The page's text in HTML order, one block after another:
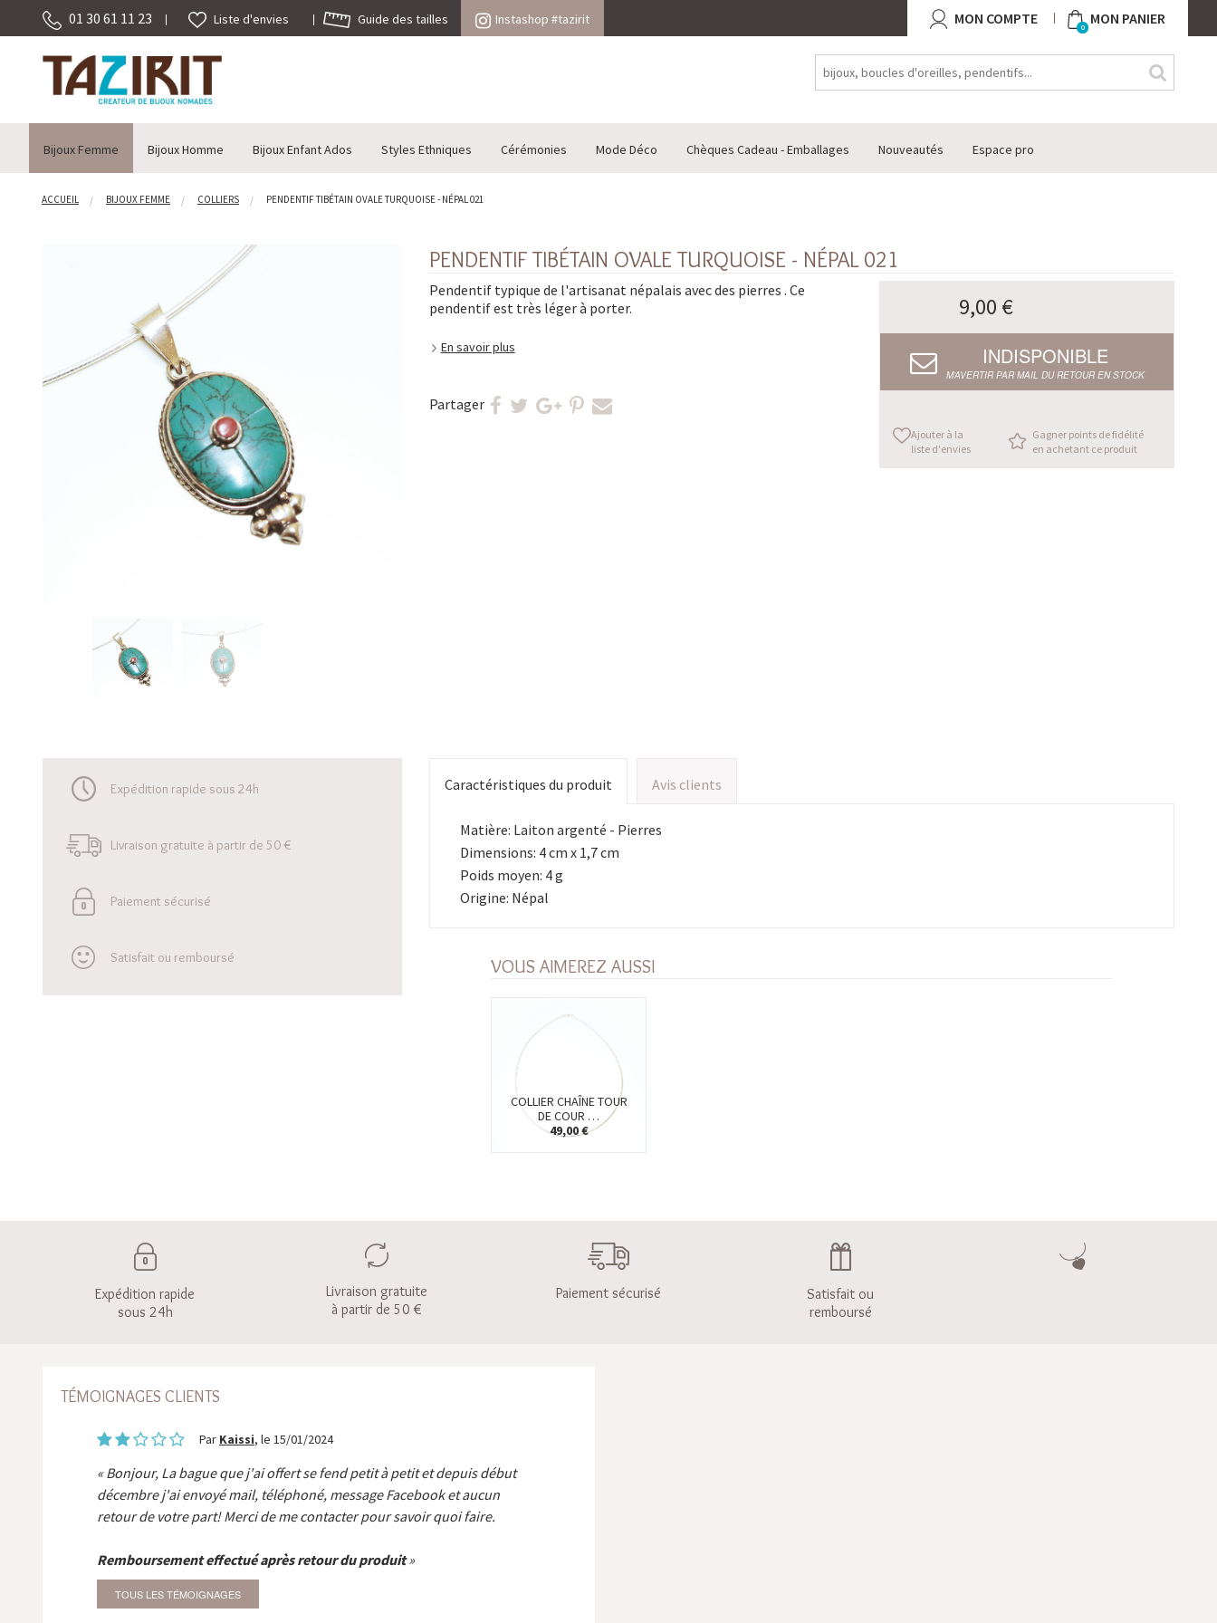
01 30 61 11 23 Liste d'envies Guide des tailles Instashop #tazirit MON COMPTE 0 MON PANIER
Bijoux Femme Bijoux Homme Bijoux Enfant Ados Styles Ethniques Cérémonies Mode Déco Chèques Cadeau - Emballages Nouveautés Espace pro
ACCUEIL BIJOUX FEMME COLLIERS PENDENTIF TIBÉTAIN OVALE TURQUOISE - NÉPAL 021
PENDENTIF TIBÉTAIN OVALE TURQUOISE - NÉPAL 021
Pendentif typique de l'artisanat népalais avec des pierres . Ce
pendentif est très léger à porter.
En savoir plus
Partager
9,00 €
INDISPONIBLE
M’AVERTIR PAR MAIL DU RETOUR EN STOCK
Ajouter à la
liste d'envies
Gagner points de fidélité
en achetant ce produit
Expédition rapide sous 24h
Livraison gratuite à partir de 50 €
Paiement sécurisé
Satisfait ou remboursé
Caractéristiques du produit Avis clients
Matière: Laiton argenté - Pierres
Dimensions: 4 cm x 1,7 cm
Poids moyen: 4 g
Origine: Népal
VOUS AIMEREZ AUSSI
COLLIER CHAÎNE TOUR
DE COUR …
49,00 €
Expédition rapide
sous 24h
Livraison gratuite
à partir de 50 €
Paiement sécurisé
Satisfait ou
remboursé
TÉMOIGNAGES CLIENTS
Par Kaissi, le 15/01/2024
Bonjour, La bague que j'ai offert se fend petit à petit et depuis début
décembre j'ai envoyé mail, téléphoné, message Facebook et aucun
retour de votre part! Merci de me contacter pour savoir quoi faire.
Remboursement effectué après retour du produit
TOUS LES TÉMOIGNAGES